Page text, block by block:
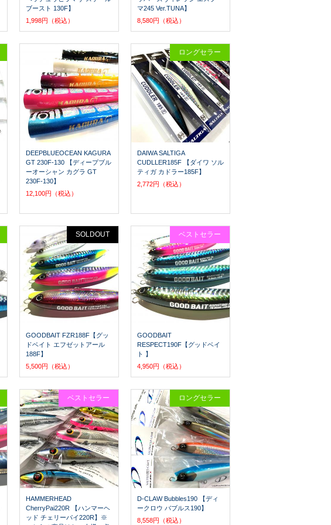
ブースト 130F】
1,998円（税込）
マ245 Ver.TUNA】
8,580円（税込）
DEEPBLUEOCEAN KAGURA
GT 230F-130 【ディープブル
ーオーシャン カグラ GT
230F-130】
12,100円（税込）
DAIWA SALTIGA
CUDLLER185F 【ダイワ ソル
ティガ カドラー185F】
2,772円（税込）
ロングセラー
GOODBAIT FZR188F【グッ
ドベイト エフゼットアール
188F】
5,500円（税込）
SOLDOUT
GOODBAIT
RESPECT190F【グッドベイ
ト 】
4,950円（税込）
ベストセラー
HAMMERHEAD
CherryPai220R 【ハンマーヘ
ッド チェリーパイ220R】※
ベストセラー
D-CLAW Bubbles190 【ディ
ークロウ バブルス190】
8,558円（税込）
ロングセラー